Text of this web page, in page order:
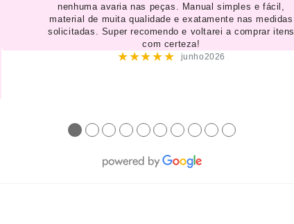
nenhuma avaria nas peças. Manual simples e fácil,
material de muita qualidade e exatamente nas medidas
solicitadas. Super recomendo e voltarei a comprar itens
com certeza!
★★★★★ junho2026
●●●●●●●●●●